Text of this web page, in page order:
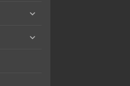
menu
expand
menu
expand